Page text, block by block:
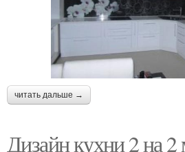
читать дальше →
Дизайн кухни 2 на